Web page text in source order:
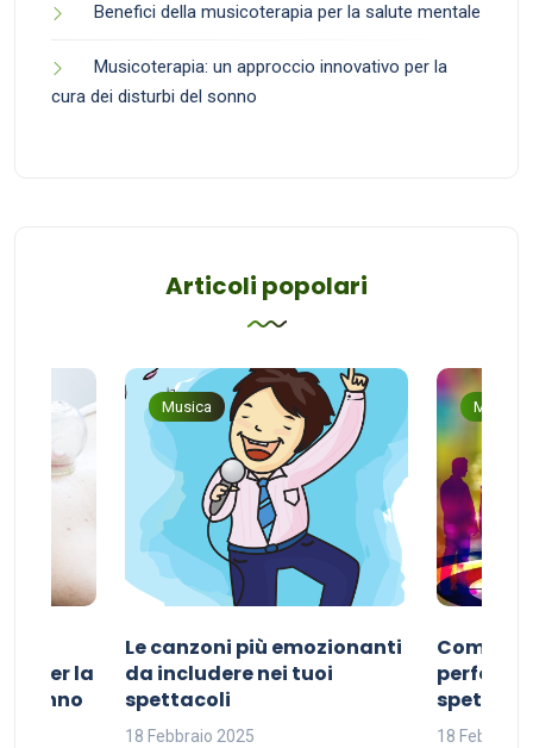
Benefici della musicoterapia per la salute mentale
Musicoterapia: un approccio innovativo per la
cura dei disturbi del sonno
Articoli popolari
per la
sonno
Musica
Le canzoni più emozionanti
da includere nei tuoi
spettacoli
18 Febbraio 2025
Musica
Come
perfetta
18 Febbraio